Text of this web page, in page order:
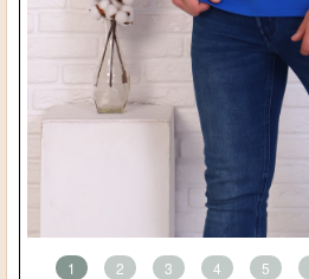
1 2 3 4 5